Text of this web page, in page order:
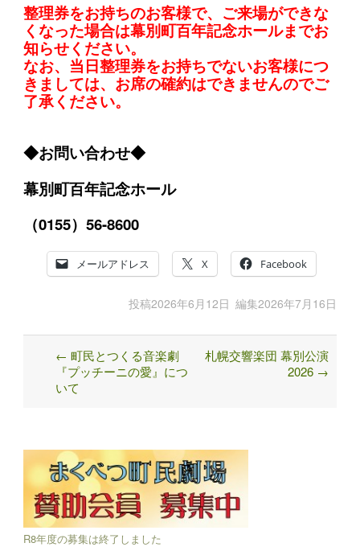
整理券をお持ちのお客様で、ご来場ができな
くなった場合は幕別町百年記念ホールまでお
知らせください。
なお、当日整理券をお持ちでないお客様につ
きましては、お席の確約はできませんのでご
了承ください。
◆お問い合わせ◆
幕別町百年記念ホール
（0155）56-8600
メールアドレス X Facebook
投稿2026年6月12日 編集2026年7月16日
Post
navigation
← 町民とつくる音楽劇
『プッチーニの愛』につ
いて
札幌交響楽団 幕別公演
2026 →
R8年度の募集は終了しました